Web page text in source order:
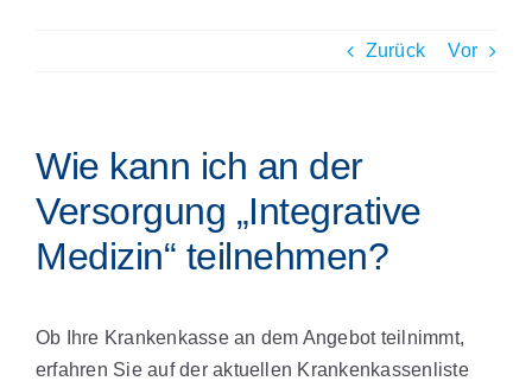
Zurück Vor
Wie kann ich an der
Versorgung „Integrative
Medizin“ teilnehmen?
Ob Ihre Krankenkasse an dem Angebot teilnimmt,
erfahren Sie auf der aktuellen Krankenkassenliste